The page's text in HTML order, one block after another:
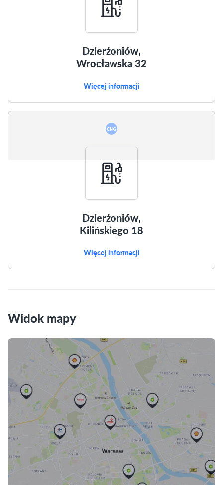
Dzierżoniów,
Wrocławska 32
Więcej informacji
CNG
Dzierżoniów,
Kilińskiego 18
Więcej informacji
Widok mapy